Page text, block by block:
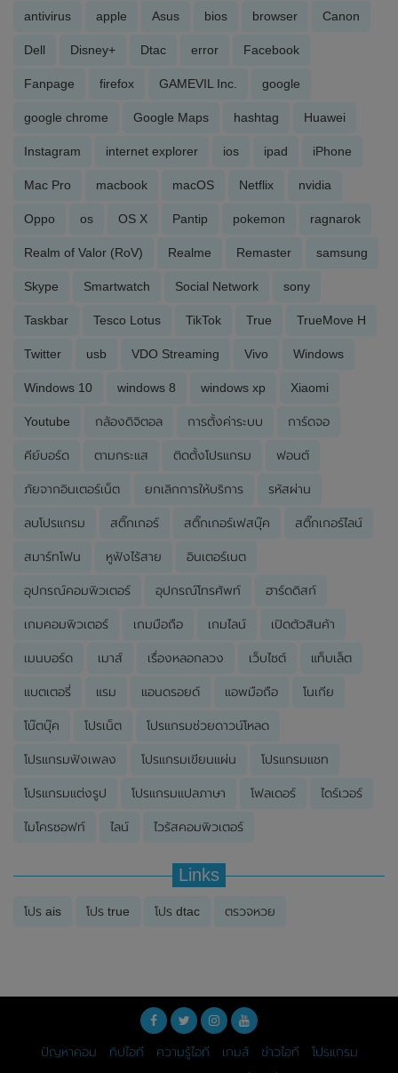
antivirus apple Asus bios browser Canon
Dell Disney+ Dtac error Facebook
Fanpage firefox GAMEVIL Inc. google
google chrome Google Maps hashtag Huawei
Instagram internet explorer ios ipad iPhone
Mac Pro macbook macOS Netflix nvidia
Oppo os OS X Pantip pokemon ragnarok
Realm of Valor (RoV) Realme Remaster samsung
Skype Smartwatch Social Network sony
Taskbar Tesco Lotus TikTok True TrueMove H
Twitter usb VDO Streaming Vivo Windows
Windows 10 windows 8 windows xp Xiaomi
Youtube กล้องดิจิตอล การตั้งค่าระบบ การ์ดจอ
คีย์บอร์ด ตามกระแส ติดตั้งโปรแกรม ฟอนต์
ภัยจากอินเตอร์เน็ต ยกเลิกการให้บริการ รหัสผ่าน
ลบโปรแกรม สติ๊กเกอร์ สติ๊กเกอร์เฟสบุ๊ค สติ๊กเกอร์ไลน์
สมาร์ทโฟน หูฟังไร้สาย อินเตอร์เนต
อุปกรณ์คอมพิวเตอร์ อุปกรณ์โทรศัพท์ ฮาร์ดดิสก์
เกมคอมพิวเตอร์ เกมมือถือ เกมไลน์ เปิดตัวสินค้า
เมนบอร์ด เมาส์ เรื่องหลอกลวง เว็บไซต์ แท็บเล็ต
แบตเตอรี่ แรม แอนดรอยด์ แอพมือถือ โนเกีย
โน๊ตบุ๊ค โปรเน็ต โปรแกรมช่วยดาวน์โหลด
โปรแกรมฟังเพลง โปรแกรมเขียนแผ่น โปรแกรมแชท
โปรแกรมแต่งรูป โปรแกรมแปลภาษา โฟลเดอร์ ไดร์เวอร์
ไมโครซอฟท์ ไลน์ ไวรัสคอมพิวเตอร์
Links
โปร ais โปร true โปร dtac ตรวจหวย
ปัญหาคอม ทิปไอที ความรู้ไอที เกมส์ ข่าวไอที
โปรแกรม